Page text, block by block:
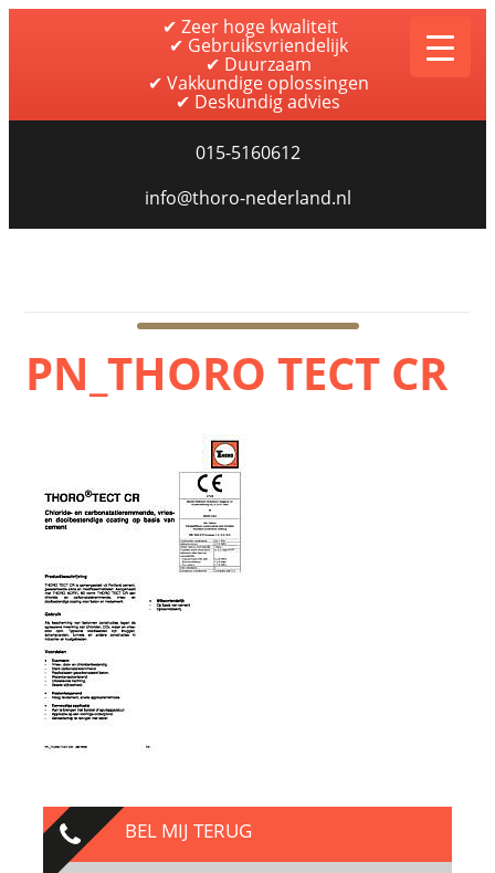
✔ Zeer hoge kwaliteit
✔ Gebruiksvriendelijk
✔ Duurzaam
✔ Vakkundige oplossingen
✔ Deskundig advies
015-5160612
info@thoro-nederland.nl
PN_THORO TECT CR
BEL MIJ TERUG